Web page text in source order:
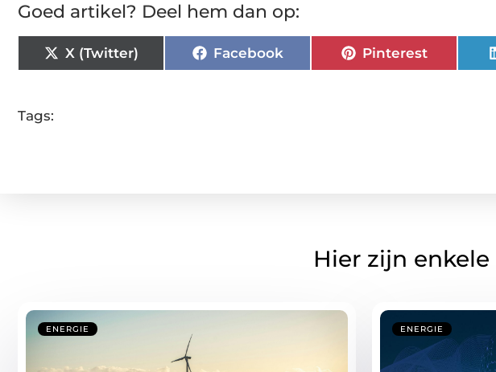
Goed artikel? Deel hem dan op:
X (Twitter) Facebook Pinterest
Tags:
Hier zijn enkele
ENERGIE ENERGIE